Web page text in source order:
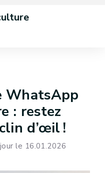
WhatsApp
: restez
d’œil !
le 16.01.2026